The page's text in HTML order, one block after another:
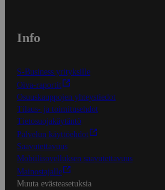
Info
S-Business yrityksille
Oiva-raportit
Osuuskauppojen yhteystiedot
Tilaus- ja toimitusehdot
Tietosuojakäytäntö
Palvelun käyttöehdot
Saavutettavuus
Mobiilisovelluksen saavutettavuus
Mainostajalle
Muuta evästeasetuksia